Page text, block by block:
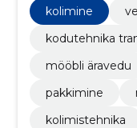
sihtpunkti,
kolimistehnikat ja -
kolimine
kodutehnika
mööbli äravedu
pakkimine
kolimistehnika